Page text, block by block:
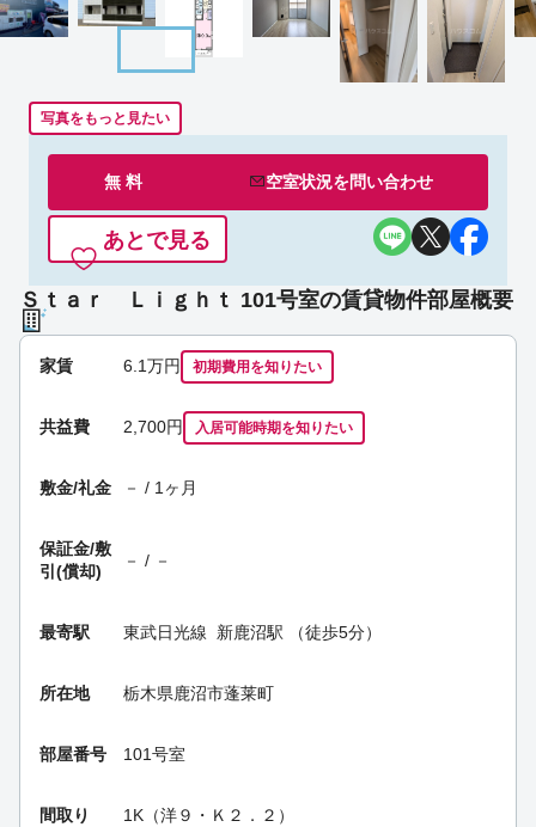
写真をもっと見たい
無 料 空室状況を問い合わせ
あとで見る
Ｓｔａｒ Ｌｉｇｈｔ 101号室の賃貸物件部屋概要
家賃 6.1万円 初期費用を知りたい
共益費 2,700円 入居可能時期を知りたい
敷金/礼金 － / 1ヶ月
保証金/敷
引(償却)
－ / －
最寄駅 東武日光線 新鹿沼駅 （徒歩5分）
所在地 栃木県鹿沼市蓬莱町
部屋番号 101号室
間取り 1K（洋９・Ｋ２．２）